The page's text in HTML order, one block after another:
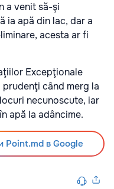
a venit să-şi
ia apă din lac, dar a
acesta ar fi
Excepţionale
când merg la
necunoscute, iar
apă la adâncime.
Point.md в Google